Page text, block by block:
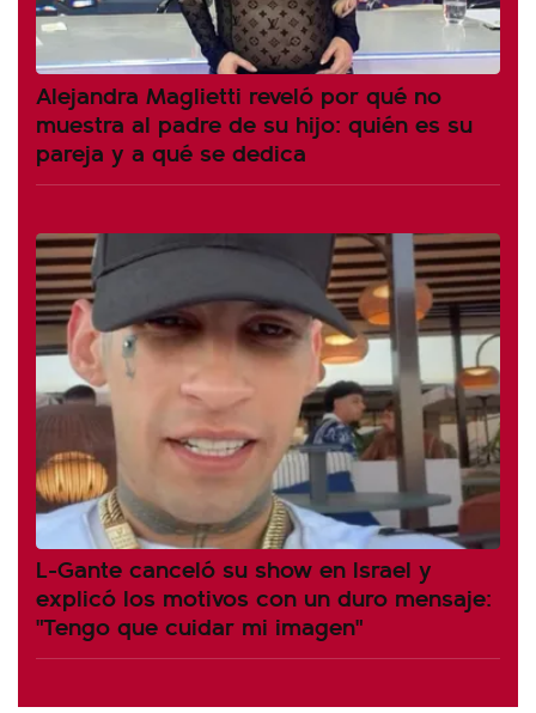
Alejandra Maglietti reveló por qué no
muestra al padre de su hijo: quién es su
pareja y a qué se dedica
L-Gante canceló su show en Israel y
explicó los motivos con un duro mensaje:
"Tengo que cuidar mi imagen"